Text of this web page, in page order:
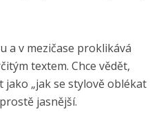
a v mezičase proklikává
textem. Chce vědět,
„jak se stylově oblékat
jasnější.